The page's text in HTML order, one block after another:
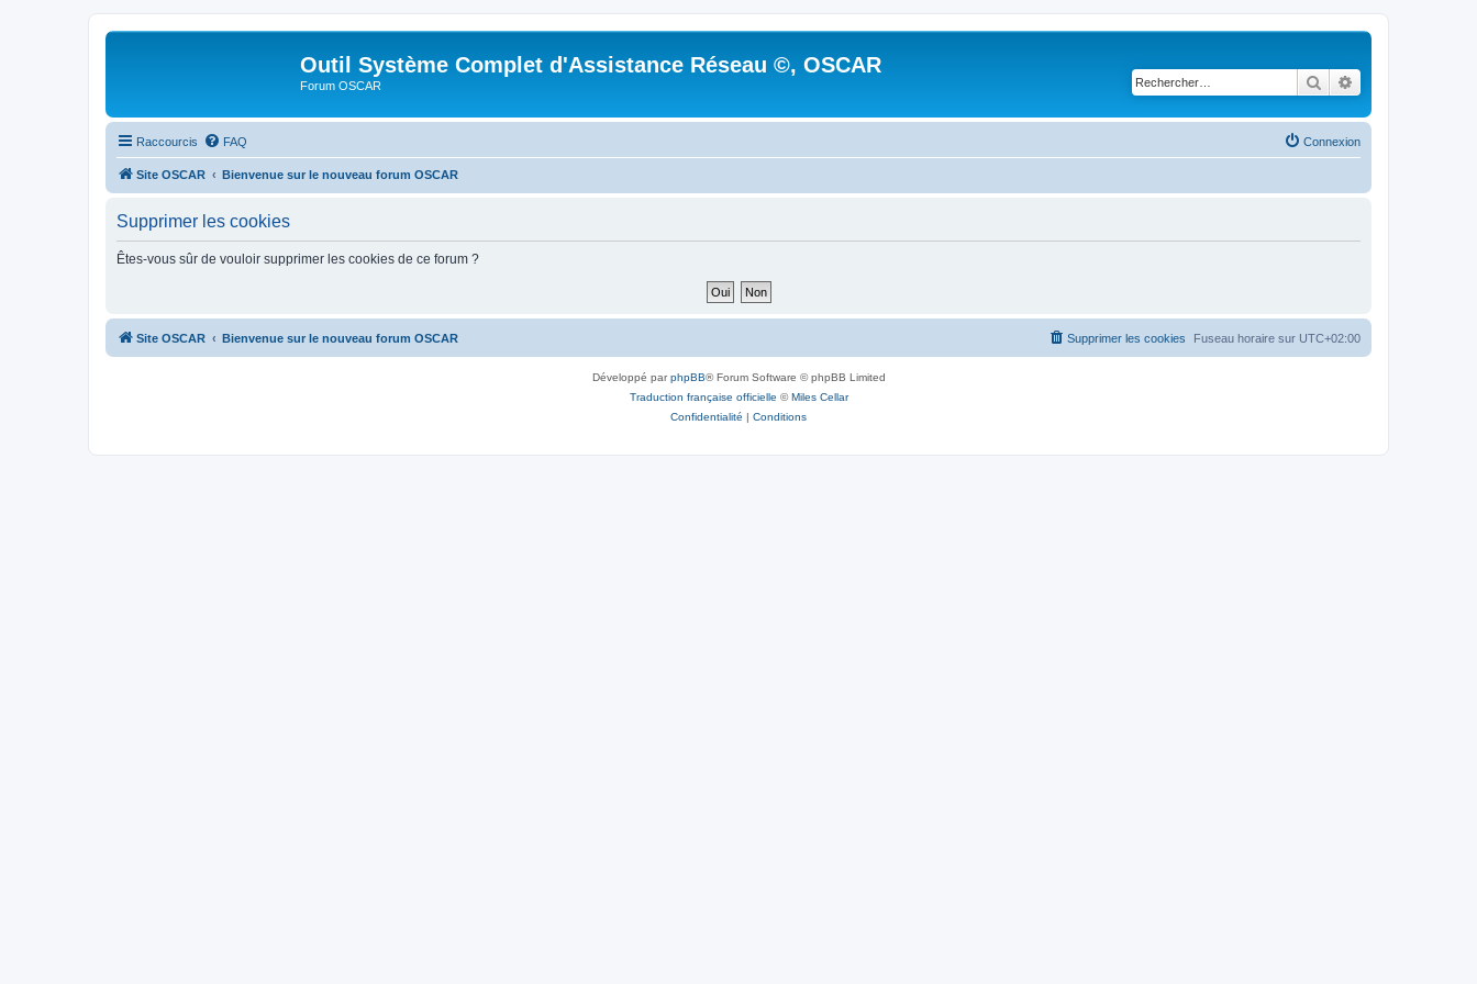
Outil Système Complet d'Assistance Réseau ©, OSCAR
Forum OSCAR Rechercher
Raccourcis FAQ Connexion
Site OSCAR Bienvenue sur le nouveau forum OSCAR
Supprimer les cookies
Êtes-vous sûr de vouloir supprimer les cookies de ce forum ?
Site OSCAR Bienvenue sur le nouveau forum OSCAR Fuseau horaire sur UTC+02:00
Supprimer les cookies
Développé parphpBB® Forum Software © phpBB Limited
Traduction française officielle ©Miles Cellar
Confidentialité | Conditions